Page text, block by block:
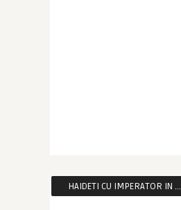
HAIDETI CU IMPERATOR IN …